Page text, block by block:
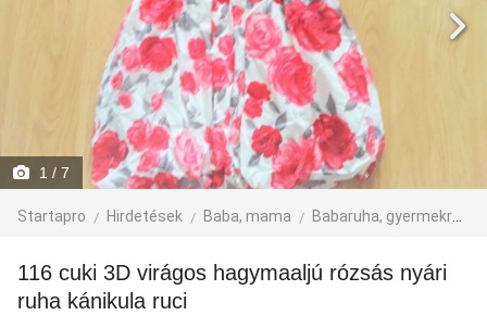
1 / 7
Startapro Hirdetések Baba, mama Babaruha, gyermekruha
116 cuki 3D virágos hagymaaljú rózsás nyári
ruha kánikula ruci